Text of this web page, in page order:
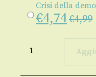
Crisi della
€4,74€4,99
della
quantità